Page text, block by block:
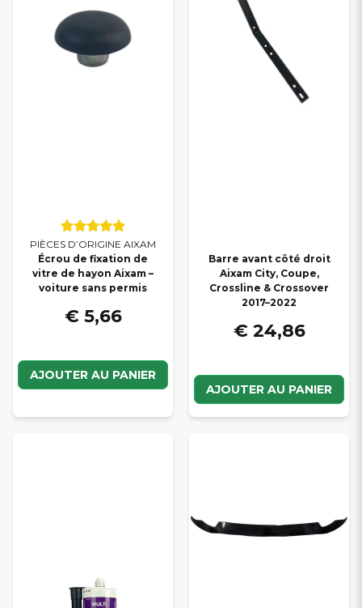
PIÈCES D’ORIGINE AIXAM
Écrou de fixation de
vitre de hayon Aixam –
voiture sans permis
€ 5,66
AJOUTER AU PANIER
Barre avant côté droit
Aixam City, Coupe,
Crossline & Crossover
2017–2022
€ 24,86
AJOUTER AU PANIER